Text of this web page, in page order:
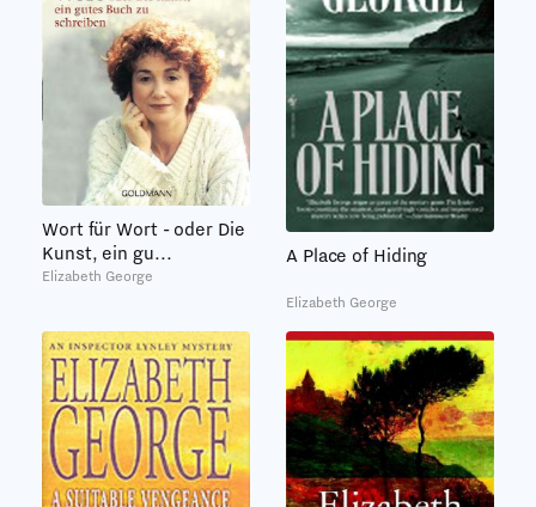
Wort für Wort - oder Die
Kunst, ein gu...
Elizabeth George
A Place of Hiding
Elizabeth George